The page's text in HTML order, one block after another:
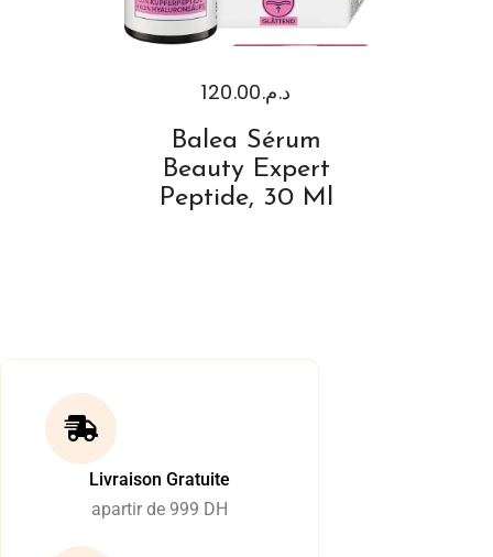
د.م.120.00
Balea Sérum
Beauty Expert
Peptide, 30 Ml
Livraison Gratuite
apartir de 999 DH